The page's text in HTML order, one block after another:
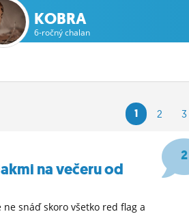
KOBRA
6-ročný chalan
1 2 3
2
na večeru od
snáď skoro všetko red flag a